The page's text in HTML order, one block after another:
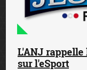
L'ANJ
sur l'eSport